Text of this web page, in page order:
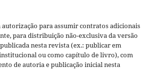
para assumir contratos adicionais
para distribuição não-exclusiva da versão
nesta revista (ex.: publicar em
ou como capítulo de livro), com
de autoria e publicação inicial nesta